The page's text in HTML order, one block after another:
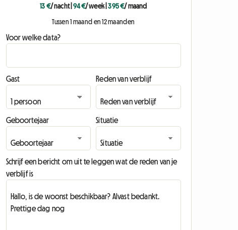
13 €/ nacht|94 €/ week|395 €/ maand
Tussen 1 maand en 12 maanden
Voor welke data?
Gast Reden van verblijf
Geboortejaar Situatie
Schrijf een bericht om uit te leggen wat de reden van je
verblijf is